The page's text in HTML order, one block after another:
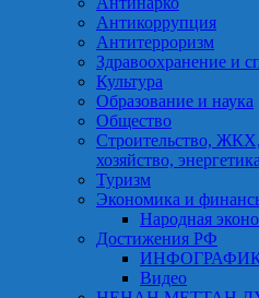
Антикоррупция
Антитерроризм
Здравоохранение и
Культура
Образование и наука
Общество
Строительство,
хозяйство, энергетика
Туризм
Экономика и
Народная
Достижения РФ
Видео